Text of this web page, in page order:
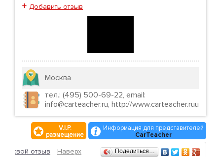
+ Добавить отзыв
Москва
тел.: (495) 500-69-22, email:
info@carteacher.ru, http://www.carteacher.ruu
V.I.P.
размещение
Информация для представителей
CarTeacher
Отзывы
свой отзыв Наверх Поделиться…